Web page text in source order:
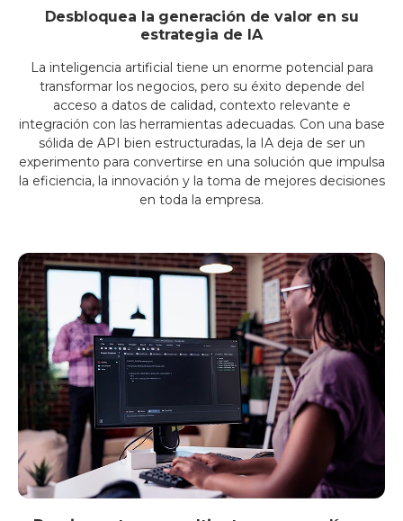
Desbloquea la generación de valor en su
estrategia de IA
La inteligencia artificial tiene un enorme potencial para
transformar los negocios, pero su éxito depende del
acceso a datos de calidad, contexto relevante e
integración con las herramientas adecuadas. Con una base
sólida de API bien estructuradas, la IA deja de ser un
experimento para convertirse en una solución que impulsa
la eficiencia, la innovación y la toma de mejores decisiones
en toda la empresa.